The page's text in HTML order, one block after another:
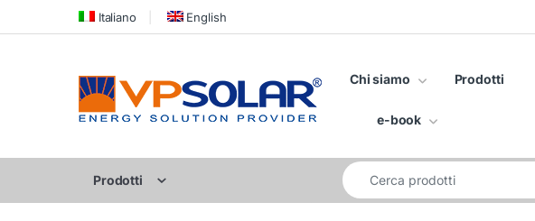
Skip to navigation
Skip to content Italiano English
Chi siamo Prodotti
e-book
Prodotti
Cerca per: